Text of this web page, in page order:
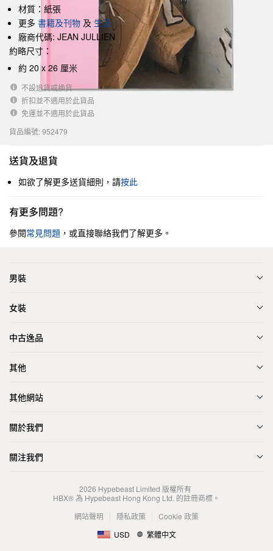
材質：紙張
更多 書籍及刊物 及 生活
廠商代碼: JEAN JULLIEN
約略尺寸：
約 20 x 26 厘米
不設退貨或換貨
折扣並不適用於此貨品
免運並不適用於此貨品
貨品編號: 952479
送貨及退貨
如欲了解更多送貨細則，請按此
有更多問題?
參閱常見問題 ，或直接聯絡我們了解更多。
男裝
女裝
中古逸品
其他
其他網站
關於我們
關注我們
2026 Hypebeast Limited 版權所有
HBX® 為 Hypebeast Hong Kong Ltd. 的註冊商標。
網站聲明
隱私政策
Cookie 政策
USD
繁體中文